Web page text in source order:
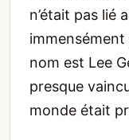
n’était pas lié
nom est Lee
presque
monde était